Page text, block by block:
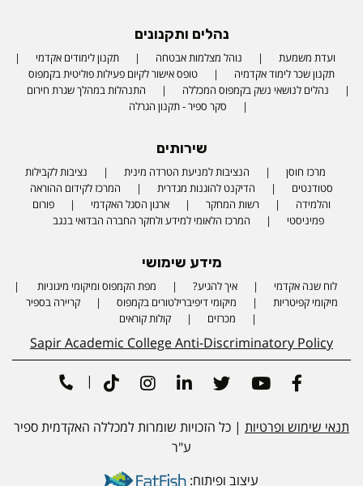
נהלים ותקנונים
ועדת משמעת נוהל מצלמות אבטחה
תקנון לימודים אקדמי
תקנון שכר לימוד אקדמיה
טופס אישור לקיום פעילות פוליטית בקמפוס
נהלים לנושאי נשק בקמפוס המכללה
התנהלות במהלך שגרת חירום
סקר ספיר - תקנון הגרלה
שירותים
מרכז חוסן הנציבות למניעת הטרדה מינית
נציבות לקבילות
סטודנטים
הדיקנט להוגנות מגדרית
המרכז לקידום ההוראה
והלמידה
רשות המחקר ארגון הסגל האקדמי
פורום
פמיניסטי
המרכז הלאומי למידע ולחקר החברה הבדואי בנגב
מידע שימושי
לוח שנה אקדמי איך להגיע?
מפת הקמפוס ומיקומי מיגוניות
מיקומי קפיטריות
מיקומי דיפיברילטורים בקמפוס
קריירה בספיר
מכרזים
קולות קוראים
Sapir Academic College Anti-Discriminatory Policy
עיצוב ופיתוח:
תנאי שימוש ופרטיות | כל הזכויות שומרות למכללה האקדמית ספיר
ע"ר
Facebook
Youtube
Twitter
Linkedin
Instagram
Tiktok
|
Phone number